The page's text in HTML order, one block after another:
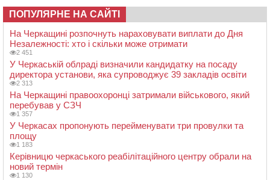
ПОПУЛЯРНЕ НА САЙТІ
На Черкащині розпочнуть нараховувати виплати до Дня
Незалежності: хто і скільки може отримати
2 451
У Черкаській облраді визначили кандидатку на посаду
директора установи, яка супроводжує 39 закладів освіти
2 313
На Черкащині правоохоронці затримали військового, який
перебував у СЗЧ
1 357
У Черкасах пропонують перейменувати три провулки та
площу
1 183
Керівницю черкаського реабілітаційного центру обрали на
новий термін
1 130